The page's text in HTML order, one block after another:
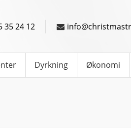
35 24 12
Dyrkning Økonomi